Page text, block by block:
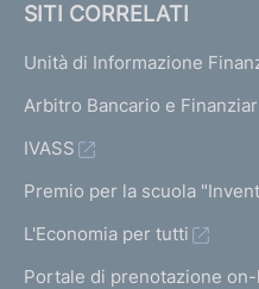
SITI CORRELATI
Unità di Informazione
Arbitro Bancario e
IVASS
Premio per la scuola
L'Economia per tutti
Portale di prenotazione